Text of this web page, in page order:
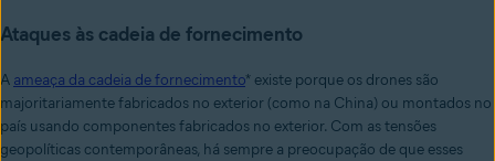
Ataques às cadeia de fornecimento
A ameaça da cadeia de fornecimento* existe porque os drones são
majoritariamente fabricados no exterior (como na China) ou montados no
país usando componentes fabricados no exterior. Com as tensões
geopolíticas contemporâneas, há sempre a preocupação de que esses